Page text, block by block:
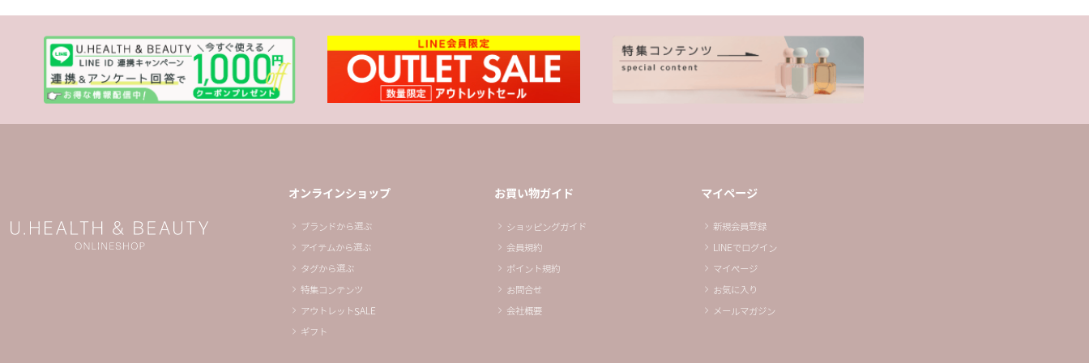
オンラインショップ
ブランドから選ぶ
アイテムから選ぶ
タグから選ぶ
特集コンテンツ
アウトレットSALE
ギフト
お買い物ガイド
ショッピングガイド
会員規約
ポイント規約
お問合せ
会社概要
マイページ
新規会員登録
LINEでログイン
マイページ
お気に入り
メールマガジン